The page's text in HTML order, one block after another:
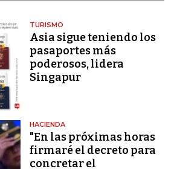
TURISMO
Asia sigue teniendo los
pasaportes más
poderosos, lidera
Singapur
HACIENDA
"En las próximas horas
firmaré el decreto para
concretar el